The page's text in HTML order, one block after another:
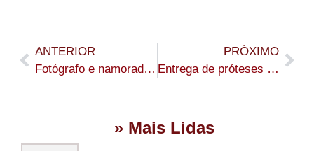
ANTERIOR
Fotógrafo e namorada promovem campanha solidária para ajudar animais de rua em Sena Madureira
PRÓXIMO
Entrega de próteses firma novo momento na assistência a pacientes com hanseníase na Casa Souza Araújo
» Mais Lidas